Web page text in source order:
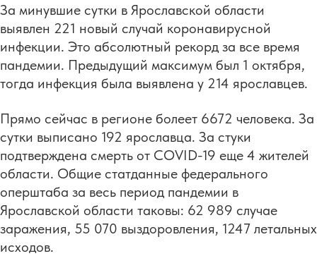
За минувшие сутки в Ярославской области
выявлен 221 новый случай коронавирусной
инфекции. Это абсолютный рекорд за все время
пандемии. Предыдущий максимум был 1 октября,
тогда инфекция была выявлена у 214 ярославцев.
Прямо сейчас в регионе болеет 6672 человека. За
сутки выписано 192 ярославца. За стуки
подтверждена смерть от COVID-19 еще 4 жителей
области. Общие статданные федерального
оперштаба за весь период пандемии в
Ярославской области таковы: 62 989 случае
заражения, 55 070 выздоровления, 1247 летальных
исходов.